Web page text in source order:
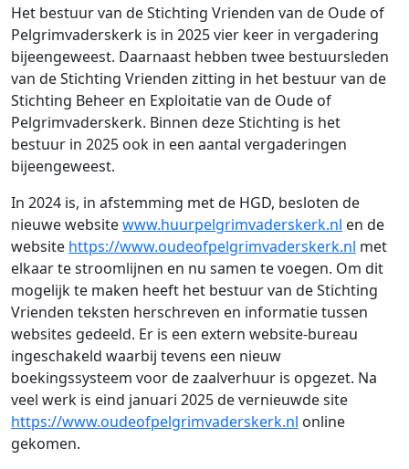
Het bestuur van de Stichting Vrienden van de Oude of
Pelgrimvaderskerk is in 2025 vier keer in vergadering
bijeengeweest. Daarnaast hebben twee bestuursleden
van de Stichting Vrienden zitting in het bestuur van de
Stichting Beheer en Exploitatie van de Oude of
Pelgrimvaderskerk. Binnen deze Stichting is het
bestuur in 2025 ook in een aantal vergaderingen
bijeengeweest.
In 2024 is, in afstemming met de HGD, besloten de
nieuwe websitewww.huurpelgrimvaderskerk.nl en de
website https://www.oudeofpelgrimvaderskerk.nl met
elkaar te stroomlijnen en nu samen te voegen. Om dit
mogelijk te maken heeft het bestuur van de Stichting
Vrienden teksten herschreven en informatie tussen
websites gedeeld. Er is een extern website-bureau
ingeschakeld waarbij tevens een nieuw
boekingssysteem voor de zaalverhuur is opgezet. Na
veel werk is eind januari 2025 de vernieuwde site
https://www.oudeofpelgrimvaderskerk.nl online
gekomen.